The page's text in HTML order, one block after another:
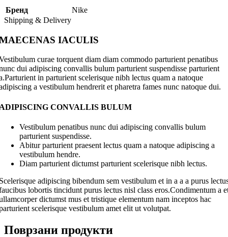
Бренд
Nike
Shipping & Delivery
IACULIS
curae torquent diam diam commodo parturient penatibus
dui adipiscing convallis bulum parturient suspendisse parturient
in parturient scelerisque nibh lectus quam a natoque
a vestibulum hendrerit et pharetra fames nunc natoque dui.
CONVALLIS BULUM
Vestibulum penatibus nunc dui adipiscing convallis bulum
parturient suspendisse.
Abitur parturient praesent lectus quam a natoque adipiscing a
vestibulum hendre.
Diam parturient dictumst parturient scelerisque nibh lectus.
adipiscing bibendum sem vestibulum et in a a a purus
lobortis tincidunt purus lectus nisl class eros.Condimentum a
dictumst mus et tristique elementum nam inceptos hac
scelerisque vestibulum amet elit ut volutpat.
Поврзани продукти